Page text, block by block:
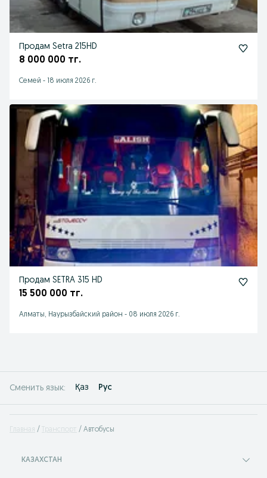
Продам Setra 215HD
8 000 000 тг.
Семей - 18 июля 2026 г.
Продам SETRA 315 HD
15 500 000 тг.
Алматы, Наурызбайский район - 08 июля 2026 г.
Сменить язык: Қаз Рус
Главная Транспорт Автобусы
КАЗАХСТАН